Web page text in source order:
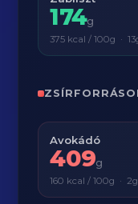
174g
375 kcal / 100g ·
Avokádó
409g
160 kcal / 100g ·